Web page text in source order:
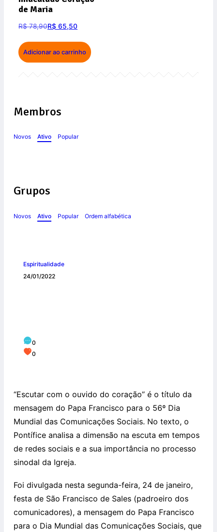
de Maria
R$78,90R$ 65,50
Adicionar ao carrinho
Membros
Novos Ativo Popular
Grupos
Novos Ativo Popular Ordem alfabética
Espiritualidade
24/01/2022
0
0
“Escutar com o ouvido do coração” é o título da
mensagem do Papa Francisco para o 56º Dia
Mundial das Comunicações Sociais. No texto, o
Pontífice analisa a dimensão na escuta em tempos
de redes sociais e a sua importância no processo
sinodal da Igreja.
Foi divulgada nesta segunda-feira, 24 de janeiro,
festa de São Francisco de Sales (padroeiro dos
comunicadores), a mensagem do Papa Francisco
para o Dia Mundial das Comunicações Sociais, que